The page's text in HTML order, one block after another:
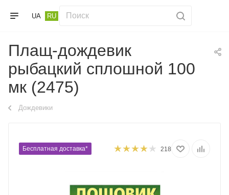
UA RU
Плащ-дождевик
рыбацкий сплошной 100
мк (2475)
Дождевики
Бесплатная доставка* 218